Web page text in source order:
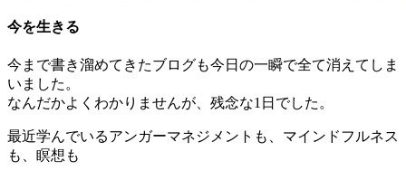
今を生きる
今まで書き溜めてきたブログも今日の一瞬で全て消えてしま
いました。
なんだかよくわかりませんが、残念な1日でした。
最近学んでいるアンガーマネジメントも、マインドフルネス
も、瞑想も